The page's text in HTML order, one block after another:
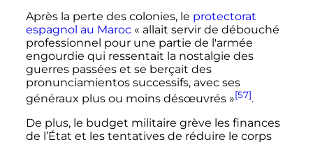
Après la perte des colonies, le protectorat
espagnol au Maroc « allait servir de débouché
professionnel pour une partie de l'armée
engourdie qui ressentait la nostalgie des
guerres passées et se berçait des
pronunciamientos successifs, avec ses
généraux plus ou moins désœuvrés »[57].
De plus, le budget militaire grève les finances
de l’État et les tentatives de réduire le corps